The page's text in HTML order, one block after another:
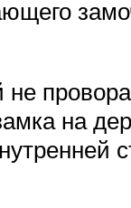
на